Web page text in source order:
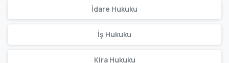
İdare Hukuku
İş Hukuku
Kira Hukuku